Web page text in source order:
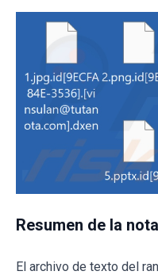
Resumen de la
El archivo de texto del